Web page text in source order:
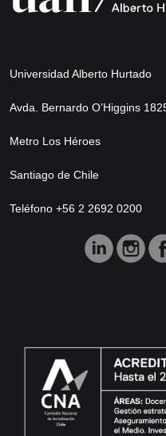
Universidad Alberto Hurtado
Avda. Bernardo O’Higgins
Metro Los Héroes
Santiago de Chile
Teléfono +56 2 2692 0200